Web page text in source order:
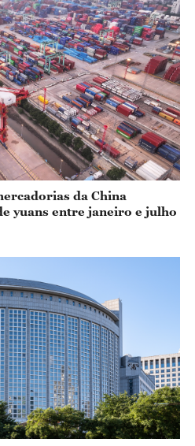
da China
yuans entre janeiro e julho